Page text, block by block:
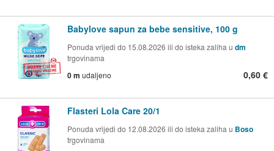
Babylove sapun za bebe sensitive, 100 g
Ponuda vrijedi do 15.08.2026 ili do isteka zaliha u dm
trgovinama
0 m udaljeno 0,60 €
Flasteri Lola Care 20/1
Ponuda vrijedi do 12.08.2026 ili do isteka zaliha u Boso
trgovinama